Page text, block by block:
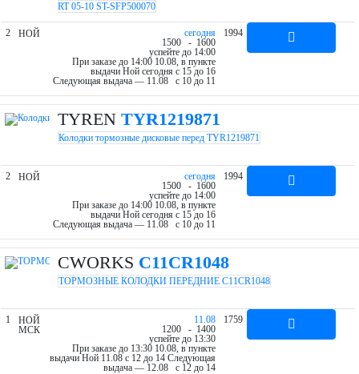
RT 05-10 ST-SFP500070
2 НОЙ
cегодня
1500 - 1600
успейте до 14:00
При заказе до 14:00 10.08, в пункте
выдачи Ной cегодня c 15 до 16
Следующая выдача — 11.08 c 10 до 11
1994
TYREN TYR1219871
Колодки тормозные дисковые перед TYR1219871
2 НОЙ
cегодня
1500 - 1600
успейте до 14:00
При заказе до 14:00 10.08, в пункте
выдачи Ной cегодня c 15 до 16
Следующая выдача — 11.08 c 10 до 11
1994
CWORKS C11CR1048
ТОРМОЗНЫЕ КОЛОДКИ ПЕРЕДНИЕ C11CR1048
1
НОЙ
МСК
11.08
1200 - 1400
успейте до 13:30
При заказе до 13:30 10.08, в пункте
выдачи Ной 11.08 c 12 до 14 Следующая
выдача — 12.08 c 12 до 14
1759